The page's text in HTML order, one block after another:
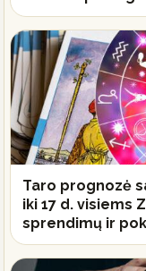
Taro prognozė
iki 17 d. visiems
sprendimų ir